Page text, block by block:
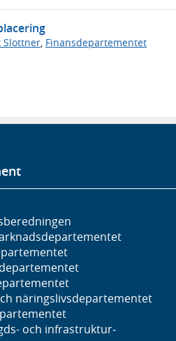
Slottner, Finansdepartementet
näringslivs­departementet
och infrastruktur­